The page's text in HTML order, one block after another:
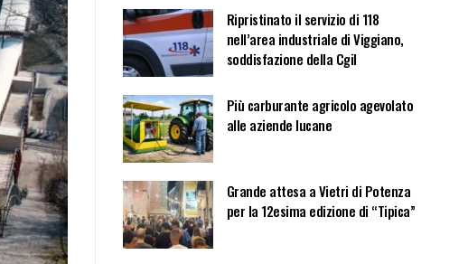
Ripristinato il servizio di 118
nell’area industriale di Viggiano,
soddisfazione della Cgil
Più carburante agricolo agevolato
alle aziende lucane
Grande attesa a Vietri di Potenza
per la 12esima edizione di “Tipica”